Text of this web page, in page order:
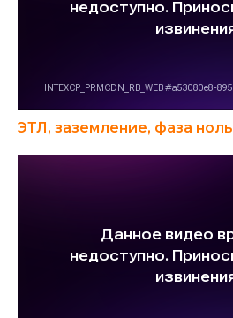
ЭТЛ, заземление, фаза ноль